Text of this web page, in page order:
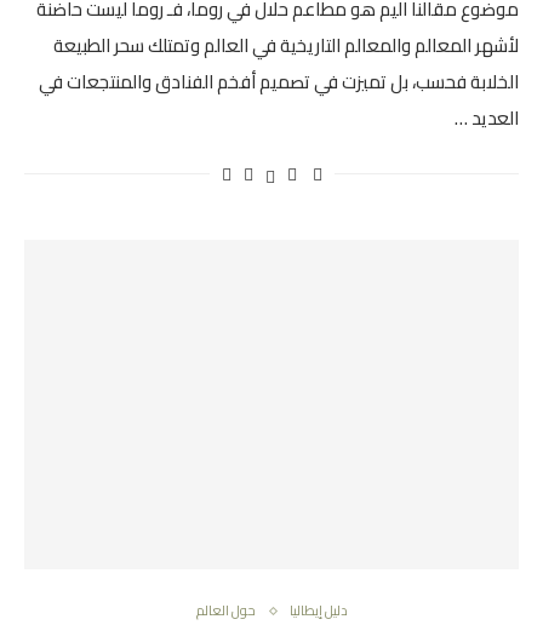
موضوع مقالنا اليم هو مطاعم حلال في روما، فـ روما ليست حاضنة
لأشهر المعالم والمعالم التاريخية في العالم وتمتلك سحر الطبيعة
الخلابة فحسب، بل تميزت في تصميم أفخم الفنادق والمنتجعات في
العديد …
دليل إيطاليا حول العالم